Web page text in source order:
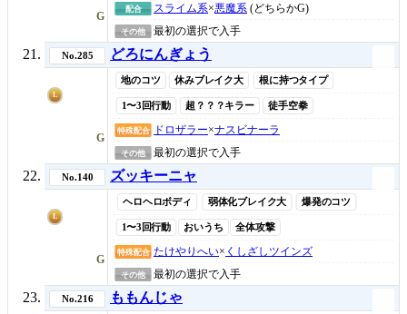
G
配合 スライム系×悪魔系 (どちらかG)
その他 最初の選択で入手
No.285 どろにんぎょう
L
G
地のコツ 休みブレイク大 根に持つタイプ
1〜3回行動 超？？？キラー 徒手空拳
特殊配合 ドロザラー×ナスビナーラ
その他 最初の選択で入手
No.140 ズッキーニャ
L
G
ヘロヘロボディ 弱体化ブレイク大 爆発のコツ
1〜3回行動 おいうち 全体攻撃
特殊配合 たけやりへい× くしざしツインズ
その他 最初の選択で入手
No.216 ももんじゃ